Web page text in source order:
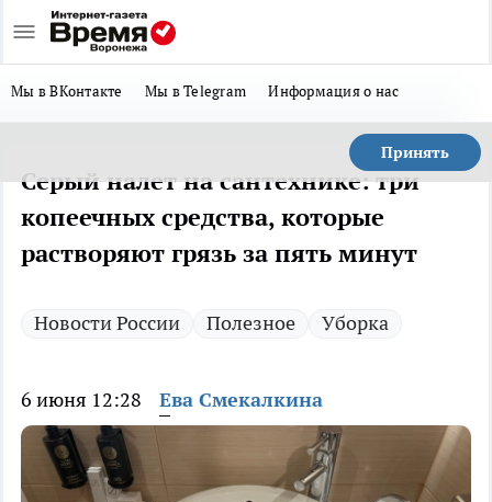
Мы в ВКонтакте Мы в Telegram Информация о нас
Принять
Серый налет на сантехнике: три
копеечных средства, которые
растворяют грязь за пять минут
Новости России Полезное Уборка
6 июня 12:28 Ева Смекалкина